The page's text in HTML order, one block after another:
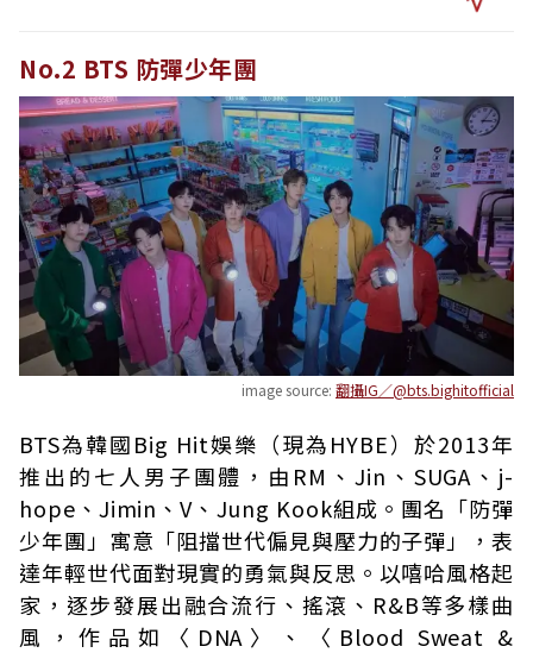
No.2 BTS 防彈少年團
image source: 翻攝IG／@bts.bighitofficial
BTS為韓國Big Hit娛樂（現為HYBE）於2013年
推出的七人男子團體，由RM、Jin、SUGA、j-
hope、Jimin、V、Jung Kook組成。團名「防彈
少年團」寓意「阻擋世代偏見與壓力的子彈」，表
達年輕世代面對現實的勇氣與反思。以嘻哈風格起
家，逐步發展出融合流行、搖滾、R&B等多樣曲
風，作品如〈DNA〉、〈Blood Sweat &